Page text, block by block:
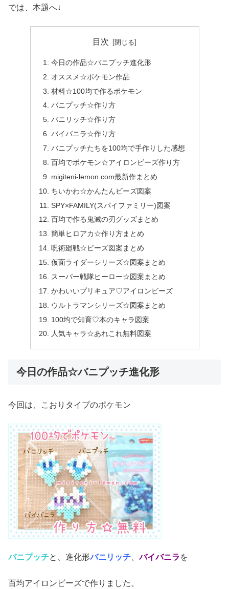
では、本題へ↓
目次
今日の作品☆バニプッチ進化形
オススメ☆ポケモン作品
材料☆100均で作るポケモン
バニプッチ☆作り方
バニリッチ☆作り方
バイバニラ☆作り方
バニプッチたちを100均で手作りした感想
百均でポケモン☆アイロンビーズ作り方
migiteni-lemon.com最新作まとめ
ちいかわ☆かんたんビーズ図案
SPY×FAMILY(スパイファミリー)図案
百均で作る鬼滅の刃グッズまとめ
簡単ヒロアカ☆作り方まとめ
呪術廻戦☆ビーズ図案まとめ
仮面ライダーシリーズ☆図案まとめ
スーパー戦隊ヒーロー☆図案まとめ
かわいいプリキュア♡アイロンビーズ
ウルトラマンシリーズ☆図案まとめ
100均で知育♡本のキャラ図案
人気キャラ☆あれこれ無料図案
今日の作品☆バニプッチ進化形
今回は、こおりタイプのポケモン
バニプッチと、進化形バニリッチ、バイバニラ を
百均アイロンビーズで作りました。